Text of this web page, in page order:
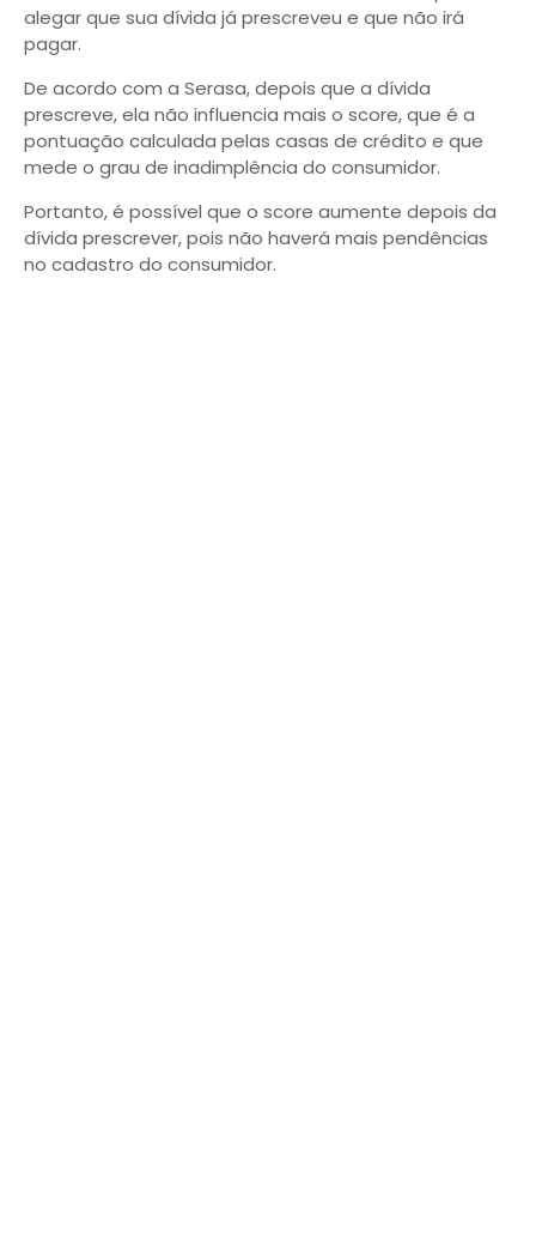
alegar que sua dívida já prescreveu e que não irá
pagar.
De acordo com a Serasa, depois que a dívida
prescreve, ela não influencia mais o score, que é a
pontuação calculada pelas casas de crédito e que
mede o grau de inadimplência do consumidor.
Portanto, é possível que o score aumente depois da
dívida prescrever, pois não haverá mais pendências
no cadastro do consumidor.